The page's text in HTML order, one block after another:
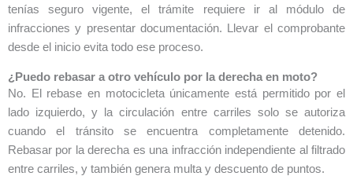
tenías seguro vigente, el trámite requiere ir al módulo de
infracciones y presentar documentación. Llevar el comprobante
desde el inicio evita todo ese proceso.
¿Puedo rebasar a otro vehículo por la derecha en moto?
No. El rebase en motocicleta únicamente está permitido por el
lado izquierdo, y la circulación entre carriles solo se autoriza
cuando el tránsito se encuentra completamente detenido.
Rebasar por la derecha es una infracción independiente al filtrado
entre carriles, y también genera multa y descuento de puntos.